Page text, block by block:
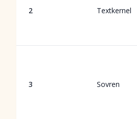
2 Textkernel
3 Sovren